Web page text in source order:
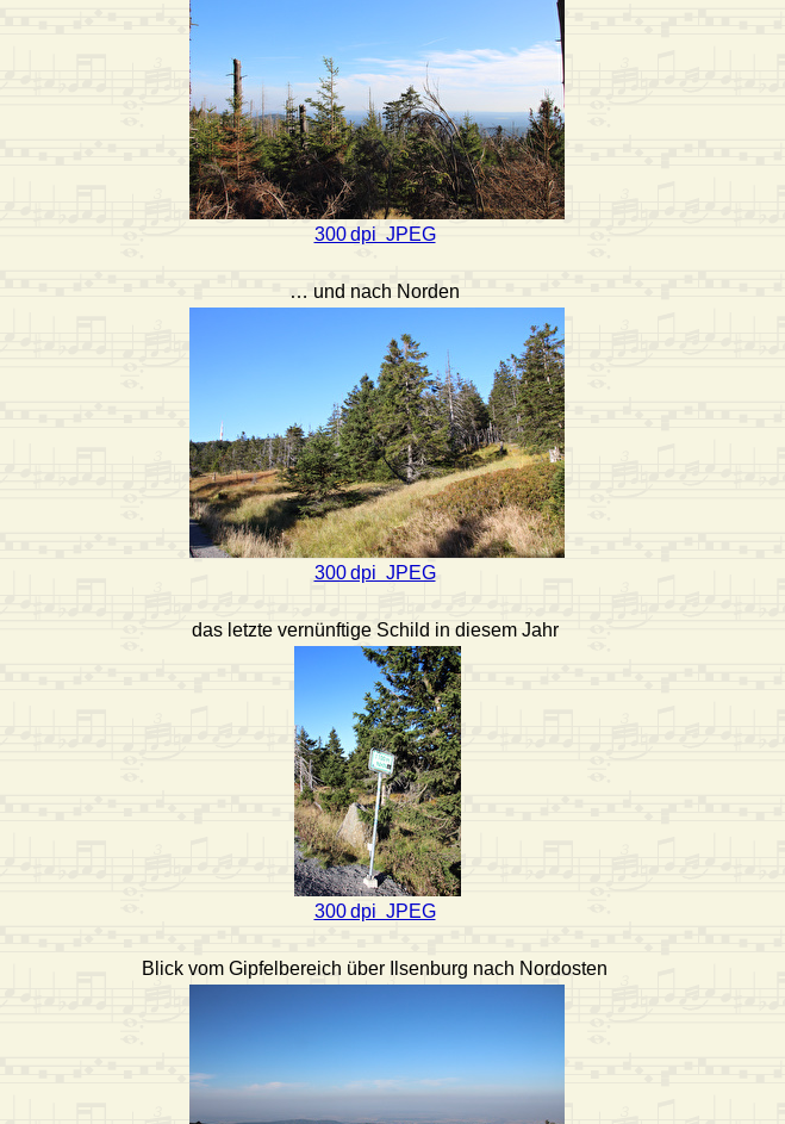
300 dpi JPEG
… und nach Norden
300 dpi JPEG
das letzte vernünftige Schild in diesem Jahr
300 dpi JPEG
Blick vom Gipfelbereich über Ilsenburg nach Nordosten